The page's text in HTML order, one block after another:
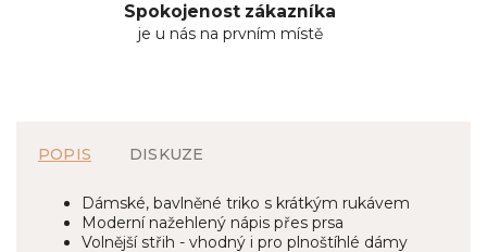
Spokojenost zákazníka
je u nás na prvním místě
POPIS DISKUZE
Dámské, bavlněné triko s krátkým rukávem
Moderní nažehlený nápis přes prsa
Volnější střih - vhodný i pro plnoštíhlé dámy